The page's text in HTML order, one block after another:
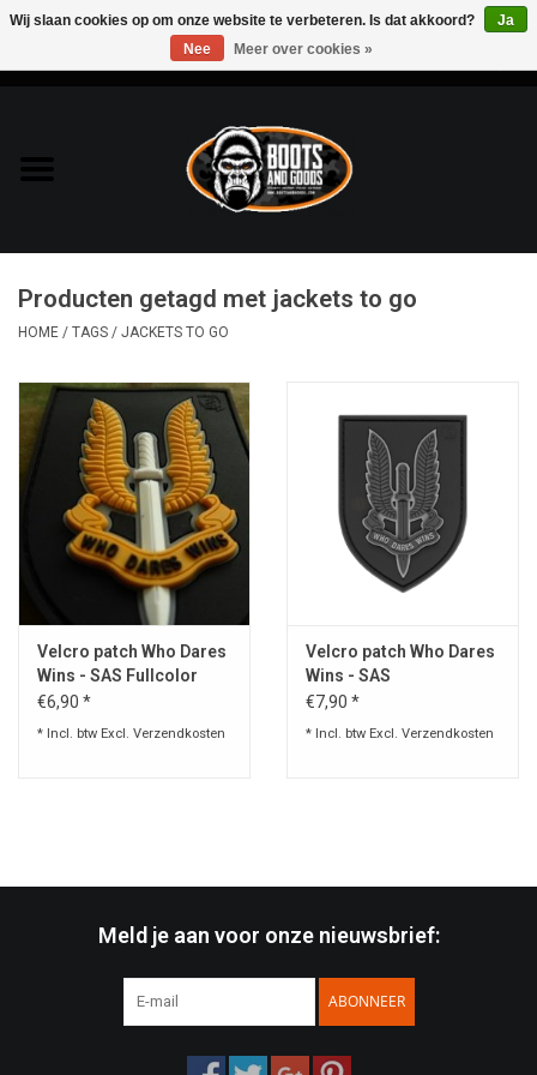
Bags & Packs
Bescherming
Lampen
Messen & Multitools
Schoenen
Survival
Producten getagd met jackets to go
HOME / TAGS / JACKETS TO GO
Velcro patch Who Dares
Wins - SAS Fullcolor
JTG.SAS.fc
€6,90 *
* Incl. btw Excl. Verzendkosten
Velcro patch Who Dares
Wins - SAS
€7,90 *
* Incl. btw Excl. Verzendkosten
Meld je aan voor onze nieuwsbrief:
ABONNEER
Wij slaan cookies op om onze website te verbeteren. Is dat akkoord?
Ja
Nee
Meer over cookies »